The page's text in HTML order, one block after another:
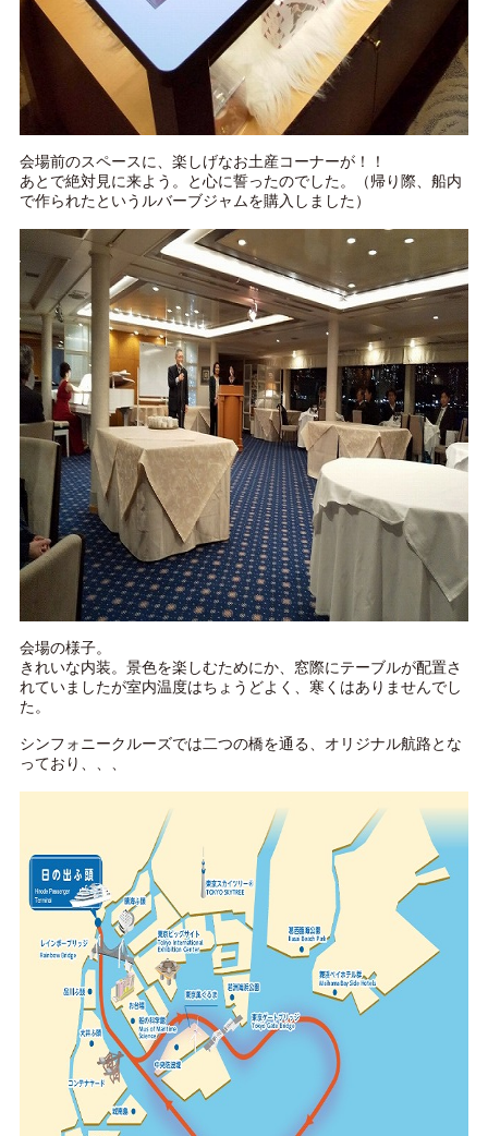
会場前のスペースに、楽しげなお土産コーナーが！！
あとで絶対見に来よう。と心に誓ったのでした。（帰り際、船内
で作られたというルバーブジャムを購入しました）
会場の様子。
きれいな内装。景色を楽しむためにか、窓際にテーブルが配置さ
れていましたが室内温度はちょうどよく、寒くはありませんでし
た。
シンフォニークルーズでは二つの橋を通る、オリジナル航路とな
っており、、、